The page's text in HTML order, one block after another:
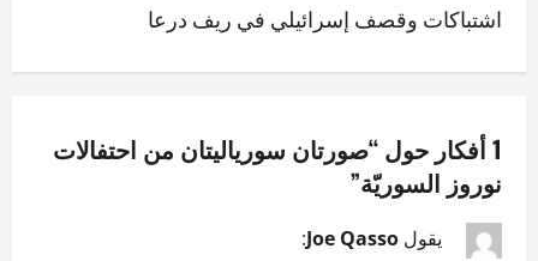
t
n
a
v
i
اشتباكات وقصف إسرائيلي في ريف درعا
1 أفكار حول “
صورتان سورياليتان من احتفالات
نوروز السوريّة”
يقول Joe Qasso
: